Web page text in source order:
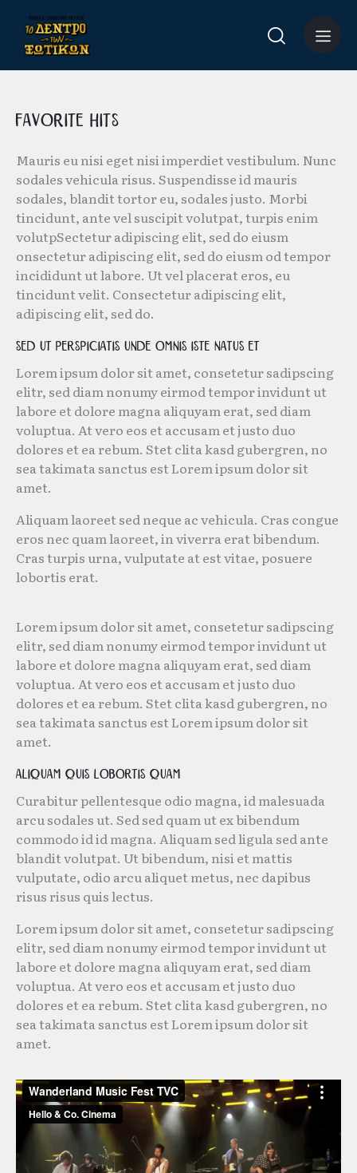
Favorite Hits
Mauris eu nisi eget nisi imperdiet vestibulum. Nunc
sodales vehicula risus. Suspendisse id mauris
sodales, blandit tortor eu, sodales justo. Morbi
tincidunt, ante vel suscipit volutpat, turpis enim
volutpSectetur adipiscing elit, sed do eiusm
onsectetur adipiscing elit, sed do eiusm od tempor
incididunt ut labore. Ut vel placerat eros, eu
tincidunt velit. Consectetur adipiscing elit,
adipiscing elit, sed do.
Sed ut perspiciatis unde omnis iste natus et
Lorem ipsum dolor sit amet, consetetur sadipscing
elitr, sed diam nonumy eirmod tempor invidunt ut
labore et dolore magna aliquyam erat, sed diam
voluptua. At vero eos et accusam et justo duo
dolores et ea rebum. Stet clita kasd gubergren, no
sea takimata sanctus est Lorem ipsum dolor sit
amet.
Aliquam laoreet sed neque ac vehicula. Cras congue
eros nec quam laoreet, in viverra erat bibendum.
Cras turpis urna, vulputate at est vitae, posuere
lobortis erat.
Lorem ipsum dolor sit amet, consetetur sadipscing
elitr, sed diam nonumy eirmod tempor invidunt ut
labore et dolore magna aliquyam erat, sed diam
voluptua. At vero eos et accusam et justo duo
dolores et ea rebum. Stet clita kasd gubergren, no
sea takimata sanctus est Lorem ipsum dolor sit
amet.
Aliquam quis lobortis quam
Curabitur pellentesque odio magna, id malesuada
arcu sodales ut. Sed sed quam ut ex bibendum
commodo id id magna. Aliquam sed ligula sed ante
blandit volutpat. Ut bibendum, nisi et mattis
vulputate, odio arcu aliquet metus, nec dapibus
risus risus quis lectus.
Lorem ipsum dolor sit amet, consetetur sadipscing
elitr, sed diam nonumy eirmod tempor invidunt ut
labore et dolore magna aliquyam erat, sed diam
voluptua. At vero eos et accusam et justo duo
dolores et ea rebum. Stet clita kasd gubergren, no
sea takimata sanctus est Lorem ipsum dolor sit
amet.